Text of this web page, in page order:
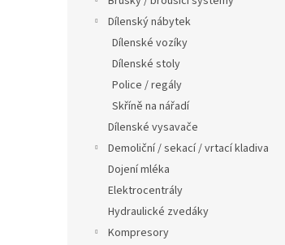
Dílenský nábytek
Dílenské vozíky
Dílenské stoly
Police / regály
Skříně na nářadí
Dílenské vysavače
Demoliční / sekací / vrtací kladiva
Dojení mléka
Elektrocentrály
Hydraulické zvedáky
Kompresory